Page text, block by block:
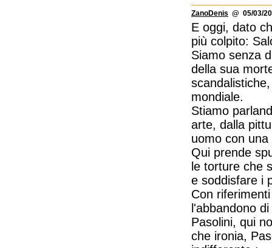
ZanoDenis @ 05/03/
E oggi, dato
più colpito:
Siamo senza
della sua
mondiale.
Stiamo
arte, dalla
uomo con
Qui prende
le torture che
e soddisfare i
Con
l'abbandono
Pasolini, qui
che ironia,